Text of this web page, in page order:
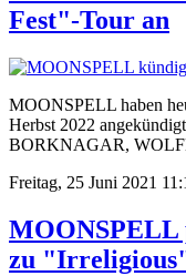
Fest"-Tour an
MOONSPELL haben
Herbst 2022
BORKNAGAR,
Freitag, 25 Juni 2021
MOONSPELL
zu